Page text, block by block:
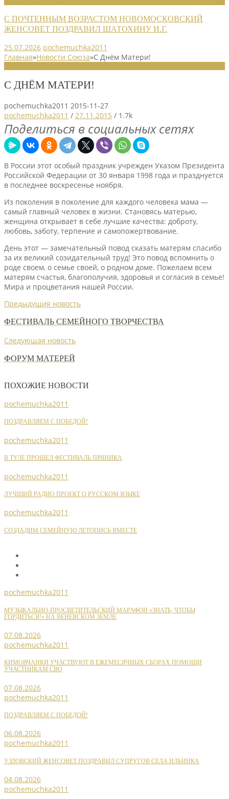
С ПОЧТЕННЫМ ВОЗРАСТОМ НОВОМОСКОВСКИЙ
ЖЕНСОВЕТ ПОЗДРАВИЛ ШАТОХИНУ И.Г.
25.07.2026 pochemuchka2011
Главная»Новости Союза»С Днём Матери!
С ДНЁМ МАТЕРИ!
pochemuchka2011 2015-11-27
pochemuchka2011 / 27.11.2015 / 1.7k
Поделиться в социальных сетях
В России этот особый праздник учрежден Указом Президента
Российской Федерации от 30 января 1998 года и празднуется
в последнее воскресенье ноября.
Из поколения в поколение для каждого человека мама —
самый главный человек в жизни. Становясь матерью,
женщина открывает в себе лучшие качества: доброту,
любовь, заботу, терпение и самопожертвование.
День этот — замечательный повод сказать матерям спасибо
за их великий созидательный труд! Это повод вспомнить о
роде своем, о семье своей, о родном доме. Пожелаем всем
матерям счастья, благополучия, здоровья и согласия в семье!
Мира и процветания нашей России.
Предыдущия новость
ФЕСТИВАЛЬ СЕМЕЙНОГО ТВОРЧЕСТВА
Следующая новость
ФОРУМ МАТЕРЕЙ
ПОХОЖИЕ НОВОСТИ
pochemuchka2011
ПОЗДРАВЛЯЕМ С ПОБЕДОЙ!
pochemuchka2011
В ТУЛЕ ПРОШЕЛ ФЕСТИВАЛЬ ПРЯНИКА
pochemuchka2011
ЛУЧШИЙ РАДИО ПРОЕКТ О РУССКОМ ЯЗЫКЕ
pochemuchka2011
СОЗДАДИМ СЕМЕЙНУЮ ЛЕТОПИСЬ ВМЕСТЕ
pochemuchka2011
МУЗЫКАЛЬНО-ПРОСВЕТИТЕЛЬСКИЙ МАРАФОН «ЗНАТЬ, ЧТОБЫ
ГОРДИТЬСЯ!» НА ВЕНЕВСКОМ ЗЕМЛЕ
07.08.2026
pochemuchka2011
КИМОВЧАНКИ УЧАСТВУЮТ В ЕЖЕМЕСЯЧНЫХ СБОРАХ ПОМОЩИ
УЧАСТНИКАМ СВО
07.08.2026
pochemuchka2011
ПОЗДРАВЛЯЕМ С ПОБЕДОЙ!
06.08.2026
pochemuchka2011
УЗЛОВСКИЙ ЖЕНСОВЕТ ПОЗДРАВИЛ СУПРУГОВ СЕЛА ИЛЬИНКА
04.08.2026
pochemuchka2011